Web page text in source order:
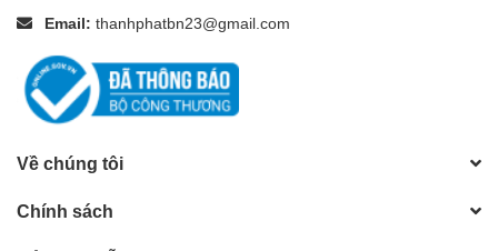
Email: thanhphatbn23@gmail.com
Về chúng tôi
Chính sách